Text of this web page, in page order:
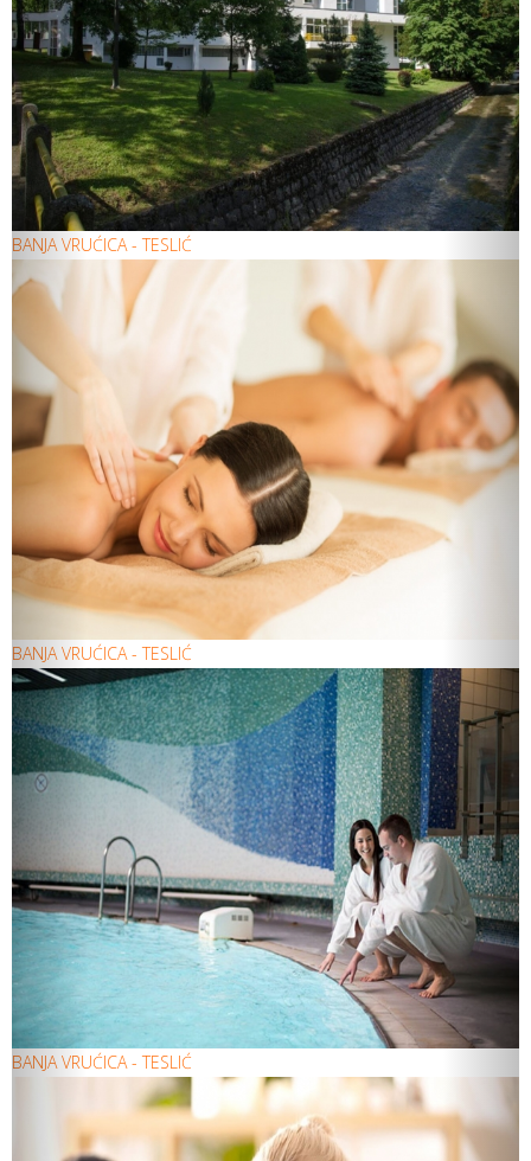
BANJA VRUĆICA - TESLIĆ
BANJA VRUĆICA - TESLIĆ
BANJA VRUĆICA - TESLIĆ